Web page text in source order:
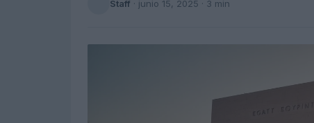
Staff · junio 15, 2025 · 3 min